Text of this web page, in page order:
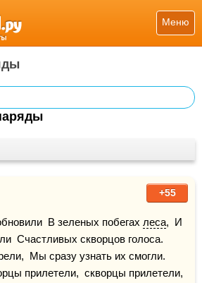
Меню
+55
В зеленых побегах леса,  И
Счастливых скворцов голоса.
Мы сразу узнать их смогли.
прилетели,  скворцы прилетели,